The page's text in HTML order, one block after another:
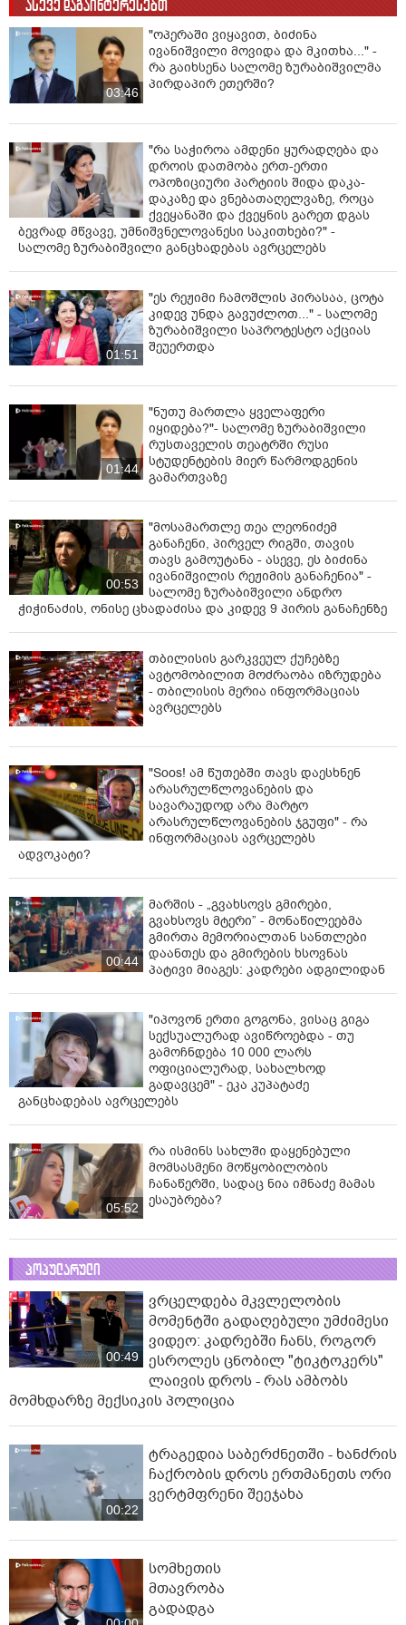
ახალგაზრდები, რომლებიც დღეს ციხეში არიან და
ციხიდან გვეუბნებიან, რომ ჩვენი მომავალი არის
ერთობაში და ერთად გაცემულ პასუხშია, არა რუსეთს,
კი საქართველოს”, - აცხადებს მიმართვაში
ზურაბიშვილი.
ასევე დაგაინტერესებთ
03:46
"ოპერაში ვიყავით, ბიძინა
ივანიშვილი მოვიდა და მკითხა..." -
რა გაიხსენა სალომე ზურაბიშვილმა
პირდაპირ ეთერში?
"რა საჭიროა ამდენი ყურადღება და
დროის დათმობა ერთ-ერთი
ოპოზიციური პარტიის შიდა დაკა-
დაკაზე და ვნებათაღელვაზე, როცა
ქვეყანაში და ქვეყნის გარეთ დგას
ბევრად მწვავე, უმნიშვნელოვანესი საკითხები?" -
სალომე ზურაბიშვილი განცხადებას ავრცელებს
01:51
"ეს რეჟიმი ჩამოშლის პირასაა, ცოტა
კიდევ უნდა გავუძლოთ..." - სალომე
ზურაბიშვილი საპროტესტო აქციას
შეუერთდა
01:44
"ნუთუ მართლა ყველაფერი
იყიდება?"- სალომე ზურაბიშვილი
რუსთაველის თეატრში რუსი
სტუდენტების მიერ წარმოდგენის
გამართვაზე
00:53
"მოსამართლე თეა ლეონიძემ
განაჩენი, პირველ რიგში, თავის
თავს გამოუტანა - ასევე, ეს ბიძინა
ივანიშვილის რეჟიმის განაჩენია" -
სალომე ზურაბიშვილი ანდრო
ჭიჭინაძის, ონისე ცხადაძისა და კიდევ 9 პირის განაჩენზე
თბილისის გარკვეულ ქუჩებზე
ავტომობილით მოძრაობა იზრუდება
- თბილისის მერია ინფორმაციას
ავრცელებს
"Soos! ამ წუთებში თავს დაესხნენ
არასრულწლოვანების და
სავარაუდოდ არა მარტო
არასრულწლოვანების ჯგუფი" - რა
ინფორმაციას ავრცელებს
ადვოკატი?
00:44
მარშის - „გვახსოვს გმირები,
გვახსოვს მტერი” - მონაწილეებმა
გმირთა მემორიალთან სანთლები
დაანთეს და გმირების ხსოვნას
პატივი მიაგეს: კადრები ადგილიდან
"იპოვონ ერთი გოგონა, ვისაც გიგა
სექსუალურად ავიწროებდა - თუ
გამოჩნდება 10 000 ლარს
ოფიციალურად, სახალხოდ
გადავცემ" - ეკა კუპატაძე
განცხადებას ავრცელებს
05:52
რა ისმინს სახლში დაყენებული
მომსასმენი მოწყობილობის
ჩანაწერში, სადაც ნია იმნაძე მამას
ესაუბრება?
პოპულარული
00:49
ვრცელდება მკვლელობის
მომენტში გადაღებული უმძიმესი
ვიდეო: კადრებში ჩანს, როგორ
ესროლეს ცნობილ "ტიკტოკერს"
ლაივის დროს - რას ამბობს
მომხდარზე მექსიკის პოლიცია
00:22
ტრაგედია საბერძნეთში - ხანძრის
ჩაქრობის დროს ერთმანეთს ორი
ვერტმფრენი შეეჯახა
სომხეთის
მთავრობა
გადადგა